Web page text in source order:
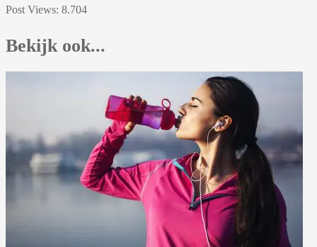
Post Views: 8.704
Bekijk ook...